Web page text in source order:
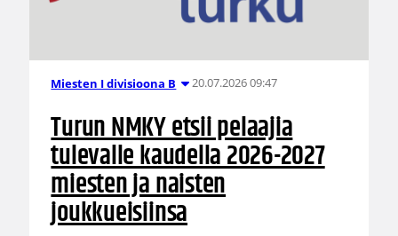
Miesten I divisioona B 20.07.2026 09:47
Turun NMKY etsii pelaajia
tulevalle kaudella 2026-2027
miesten ja naisten
joukkueisiinsa